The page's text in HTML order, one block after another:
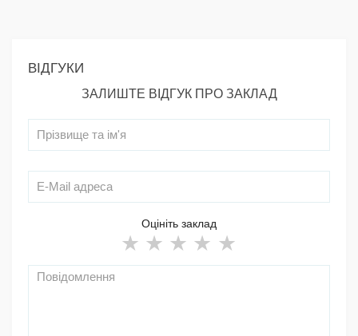
ВІДГУКИ
ЗАЛИШТЕ ВІДГУК ПРО ЗАКЛАД
Оцініть заклад